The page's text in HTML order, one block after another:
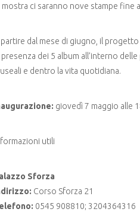
mostra ci saranno nove stampe fine
dal mese di giugno, il
presenza dei 5 album all’interno
e dentro la vita quotidiana.
giovedì 7 maggio alle
utili
Sforza
Corso Sforza 21
0545 908810; 3204364316